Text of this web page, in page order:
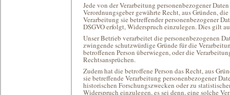
Jede von der Verarbeitung personenbezogener
Verordnungsgeber gewährte Recht, aus Gründen,
Verarbeitung sie betreffender personenbezogener
DSGVO erfolgt, Widerspruch einzulegen. Dies gilt
Unser Betrieb verarbeitet die personenbezogenen
zwingende schutzwürdige Gründe für die
betroffenen Person überwiegen, oder die
Rechtsansprüchen.
Zudem hat die betroffene Person das Recht, aus
sie betreffende Verarbeitung personenbezogener
historischen Forschungszwecken oder zu
Widerspruch einzulegen, es sei denn, eine solche